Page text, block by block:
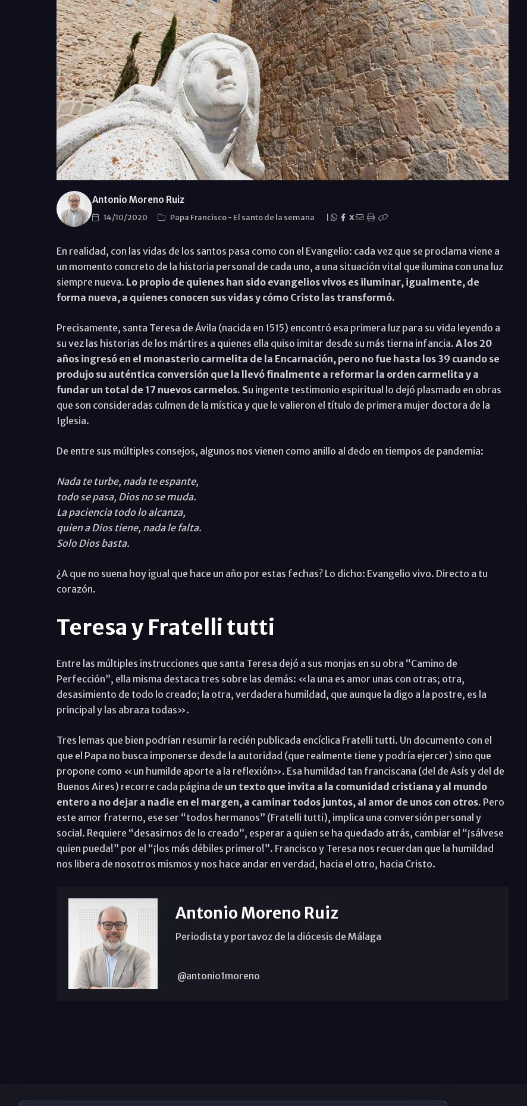
Antonio Moreno Ruiz
14/10/2020 Papa Francisco- El santo de la semana X
En realidad, con las vidas de los santos pasa como con el Evangelio: cada vez que se proclama viene a
un momento concreto de la historia personal de cada uno, a una situación vital que ilumina con una luz
siempre nueva. Lo propio de quienes han sido evangelios vivos es iluminar, igualmente, de
forma nueva, a quienes conocen sus vidas y cómo Cristo las transformó.
Precisamente, santa Teresa de Ávila (nacida en 1515) encontró esa primera luz para su vida leyendo a
su vez las historias de los mártires a quienes ella quiso imitar desde su más tierna infancia. A los 20
años ingresó en el monasterio carmelita de la Encarnación, pero no fue hasta los 39 cuando se
produjo su auténtica conversión que la llevó finalmente a reformar la orden carmelita y a
fundar un total de 17 nuevos carmelos. Su ingente testimonio espiritual lo dejó plasmado en obras
que son consideradas culmen de la mística y que le valieron el título de primera mujer doctora de la
Iglesia.
De entre sus múltiples consejos, algunos nos vienen como anillo al dedo en tiempos de pandemia:
Nada te turbe, nada te espante,
todo se pasa, Dios no se muda.
La paciencia todo lo alcanza,
quien a Dios tiene, nada le falta.
Solo Dios basta.
¿A que no suena hoy igual que hace un año por estas fechas? Lo dicho: Evangelio vivo. Directo a tu
corazón.
Teresa y Fratelli tutti
Entre las múltiples instrucciones que santa Teresa dejó a sus monjas en su obra “Camino de
Perfección”, ella misma destaca tres sobre las demás: «la una es amor unas con otras; otra,
desasimiento de todo lo creado; la otra, verdadera humildad, que aunque la digo a la postre, es la
principal y las abraza todas».
Tres lemas que bien podrían resumir la recién publicada encíclica Fratelli tutti. Un documento con el
que el Papa no busca imponerse desde la autoridad (que realmente tiene y podría ejercer) sino que
propone como «un humilde aporte a la reflexión». Esa humildad tan franciscana (del de Asís y del de
Buenos Aires) recorre cada página de un texto que invita a la comunidad cristiana y al mundo
entero a no dejar a nadie en el margen, a caminar todos juntos, al amor de unos con otros. Pero
este amor fraterno, ese ser “todos hermanos” (Fratelli tutti), implica una conversión personal y
social. Requiere “desasirnos de lo creado”, esperar a quien se ha quedado atrás, cambiar el “¡sálvese
quien pueda!” por el “¡los más débiles primero!”. Francisco y Teresa nos recuerdan que la humildad
nos libera de nosotros mismos y nos hace andar en verdad, hacia el otro, hacia Cristo.
Antonio Moreno Ruiz
Periodista y portavoz de la diócesis de Málaga
@antonio1moreno